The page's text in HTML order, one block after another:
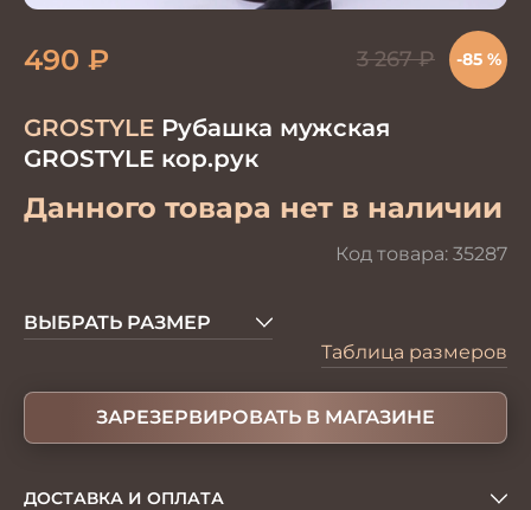
GROSTYLE Рубашка мужская
GROSTYLE кор.рук
Данного товара нет в наличии
Код товара: 35287
490 ₽ 3 267₽ -85 %
ВЫБРАТЬ РАЗМЕР
Таблица размеров
ЗАРЕЗЕРВИРОВАТЬ В МАГАЗИНЕ
ДОСТАВКА И ОПЛАТА